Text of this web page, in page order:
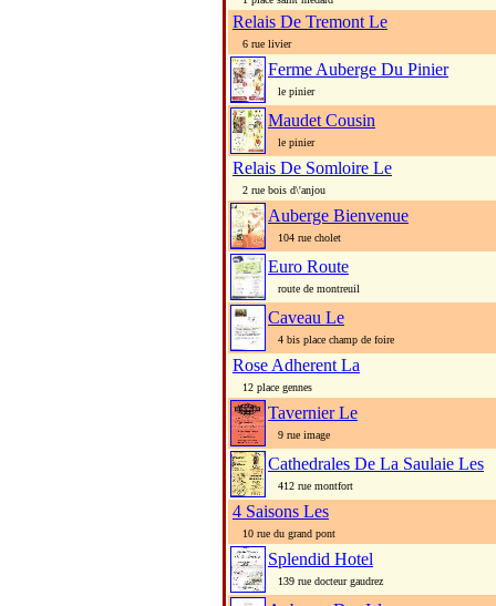
Relais De Tremont Le
6 rue livier
Ferme Auberge Du Pinier
le pinier
Maudet Cousin
le pinier
Relais De Somloire Le
2 rue bois d\'anjou
Auberge Bienvenue
104 rue cholet
Euro Route
route de montreuil
Caveau Le
4 bis place champ de foire
Rose Adherent La
12 place gennes
Tavernier Le
9 rue image
Cathedrales De La Saulaie Les
412 rue montfort
4 Saisons Les
10 rue du grand pont
Splendid Hotel
139 rue docteur gaudrez